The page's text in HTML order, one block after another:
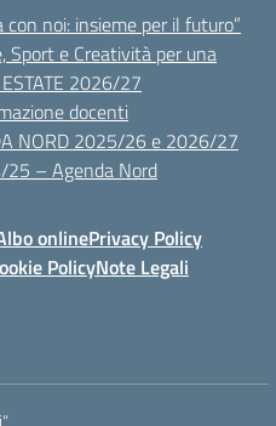
noi: insieme per il futuro”
Sport e Creatività per una
2026/27
docenti
NORD 2025/26 e 2026/27
– Agenda Nord
onlinePrivacy Policy
PolicyNote Legali